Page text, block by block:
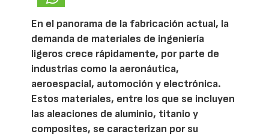
En el panorama de la fabricación actual, la
demanda de materiales de ingeniería
ligeros crece rápidamente, por parte de
industrias como la aeronáutica,
aeroespacial, automoción y electrónica.
Estos materiales, entre los que se incluyen
las aleaciones de aluminio, titanio y
composites, se caracterizan por su